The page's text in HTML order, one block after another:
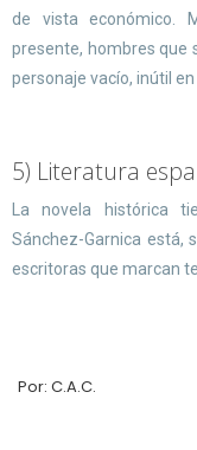
de vista económico.
presente, hombres que
personaje vacío, inútil en
5) Literatura
La novela histórica
Sánchez-Garnica está,
escritoras que marcan
Por: C.A.C.